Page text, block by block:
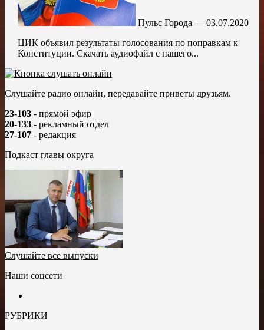
Пульс Города — 03.07.2020
ЦИК объявил результаты голосования по поправкам к
Конституции. Скачать аудиофайл с нашего...
Слушайте радио онлайн, передавайте приветы друзьям.
23-103 - прямой эфир
20-133 - рекламный отдел
27-107 - редакция
Подкаст главы округа
Слушайте все выпуски
Наши соцсети
РУБРИКИ